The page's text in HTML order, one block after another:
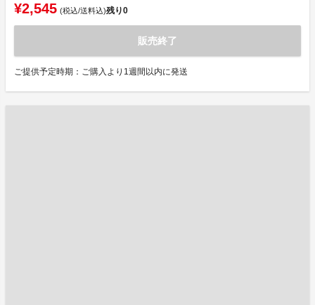
¥2,545 (税込/送料込)残り0
販売終了
ご提供予定時期：ご購入より1週間以内に発送